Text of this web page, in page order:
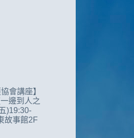
會講座】
邊到人之
)19:30-
故事館2F